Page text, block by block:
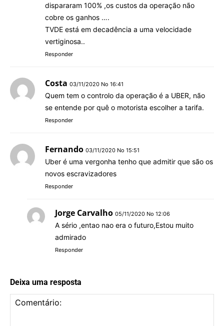
dispararam 100% ,os custos da operação não
cobre os ganhos ….
TVDE está em decadência a uma velocidade
vertiginosa..
Responder
Costa 03/11/2020 No 16:41
Quem tem o controlo da operação é a UBER, não
se entende por quê o motorista escolher a tarifa.
Responder
Fernando 03/11/2020 No 15:51
Uber é uma vergonha tenho que admitir que são os
novos escravizadores
Responder
Jorge Carvalho 05/11/2020 No 12:06
A sério ,entao nao era o futuro,Estou muito
admirado
Responder
Deixa uma resposta